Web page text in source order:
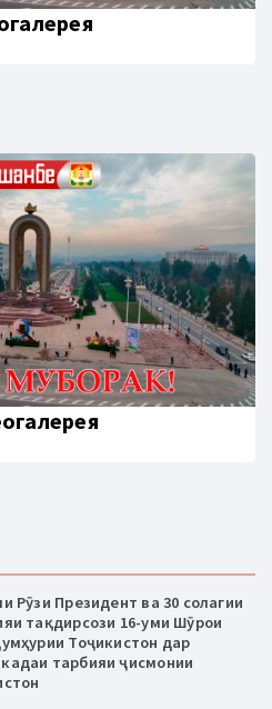
Рӯзи Президент ва 30 солагии
тақдирсози 16-уми Шӯрои
Тоҷикистон дар
тарбияи ҷисмонии